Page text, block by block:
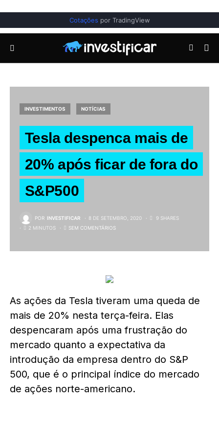
Cotações por TradingView
INVESTIMENTOS NOTÍCIAS
Tesla despenca mais de
20% após ficar de fora do
S&P500
POR INVESTIFICAR 8 DE SETEMBRO, 2020
9 SHARES
2 MINUTOS
SEM COMENTÁRIOS
As ações da Tesla tiveram uma queda de
mais de 20% nesta terça-feira. Elas
despencaram após uma frustração do
mercado quanto a expectativa da
introdução da empresa dentro do S&P
500, que é o principal índice do mercado
de ações norte-americano.